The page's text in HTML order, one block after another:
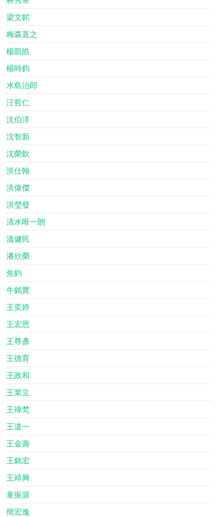
梁文韜
梅森直之
楊凱皓
楊時鈞
水島治郎
汪哲仁
沈伯洋
沈智新
沈榮欽
洪仕翰
洪偉傑
洪瑩發
清水唯一朗
溫健民
潘欣榮
焦鈞
牛銘實
王奕婷
王宏恩
王尊彥
王德育
王政和
王業立
王禕梵
王道一
王金壽
王銘宏
王靖興
童振源
簡宏逸